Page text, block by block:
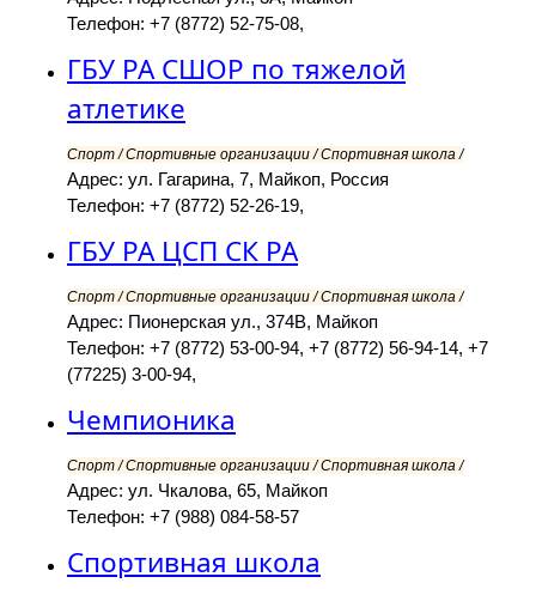
Телефон: +7 (8772) 52-75-08,
ГБУ РА СШОР по тяжелой
атлетике
Спорт / Спортивные организации / Спортивная школа /
Адрес: ул. Гагарина, 7, Майкоп, Россия
Телефон: +7 (8772) 52-26-19,
ГБУ РА ЦСП СК РА
Спорт / Спортивные организации / Спортивная школа /
Адрес: Пионерская ул., 374В, Майкоп
Телефон: +7 (8772) 53-00-94, +7 (8772) 56-94-14, +7
(77225) 3-00-94,
Чемпионика
Спорт / Спортивные организации / Спортивная школа /
Адрес: ул. Чкалова, 65, Майкоп
Телефон: +7 (988) 084-58-57
Спортивная школа